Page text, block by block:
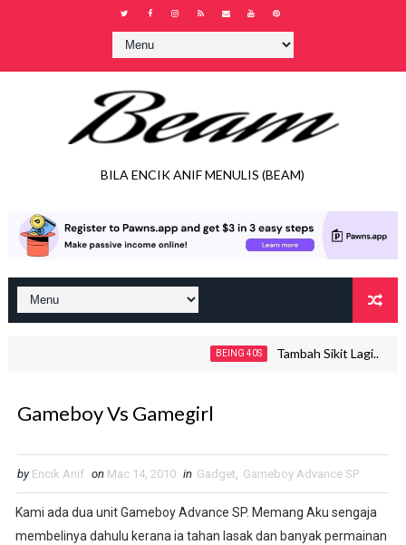
BILA ENCIK ANIF MENULIS (BEAM)
BEING 40S Tambah Sikit Lagi..
Gameboy Vs Gamegirl
by Encik Anif on Mac 14, 2010 in Gadget, Gameboy Advance SP
Kami ada dua unit Gameboy Advance SP. Memang Aku sengaja
membelinya dahulu kerana ia tahan lasak dan banyak permainan